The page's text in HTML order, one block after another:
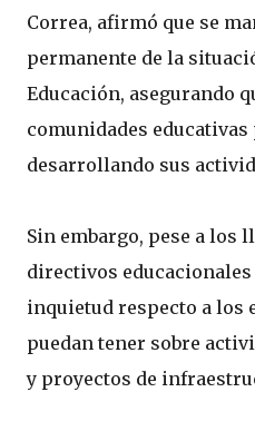
Correa, afirmó que se
permanente de la
Educación, asegurando
comunidades educativas
desarrollando sus
Sin embargo, pese a los
directivos
inquietud respecto a los
puedan tener sobre
y proyectos de